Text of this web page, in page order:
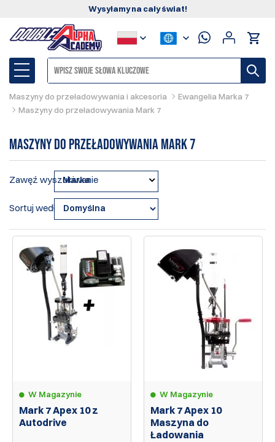
Wysyłamy na cały świat!
Maszyny do przeładowywania i akcesoria
Ewangelia Marka 7
Maszyny do przeładowywania Mark 7
Maszyny do przeładowywania Mark 7
Zawęź wyszukiwanie
Marka
Sortuj według
W Magazynie
Mark 7 Apex 10 z
Autodrive
W Magazynie
Mark 7 Apex 10
Maszyna do
Ładowania